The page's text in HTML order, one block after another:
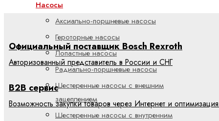
Насосы
Аксиально-поршневые насосы
Героторные насосы
Лопастные насосы
Радиально-поршневые насосы
Шестеренные насосы с внешним
зацеплением
Шестеренные насосы с внутренним
Официальный поставщик Bosch Rexroth
Авторизованный представитель в России и СНГ
B2B сервис
Возможность закупки товаров через Интернет и